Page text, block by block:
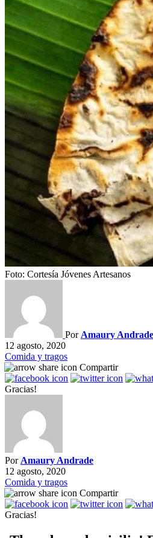
Foto: Cortesía Jóvenes Artesanos
Por Amaury Andrade
12 agosto, 2020
Comida y tragos
Compartir
Gracias!
Por Amaury Andrade
12 agosto, 2020
Comida y tragos
Compartir
Gracias!